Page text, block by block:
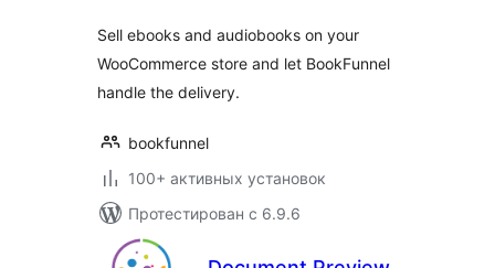
Sell ebooks and audiobooks on your
WooCommerce store and let BookFunnel
handle the delivery.
bookfunnel
100+ активных установок
Протестирован с 6.9.6